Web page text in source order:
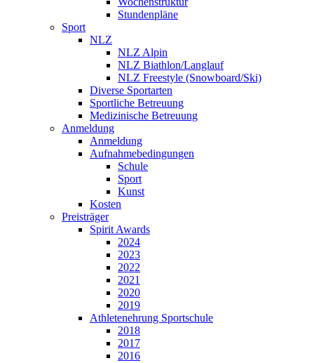
Stundenpläne
Sport
NLZ
NLZ Alpin
NLZ Biathlon/Langlauf
NLZ Freestyle (Snowboard/Ski)
Diverse Sportarten
Sportliche Betreuung
Medizinische Betreuung
Anmeldung
Anmeldung
Aufnahmebedingungen
Schule
Sport
Kunst
Kosten
Preisträger
Spirit Awards
2024
2023
2022
2021
2020
2019
Athletenehrung Sportschule
2018
2017
2016